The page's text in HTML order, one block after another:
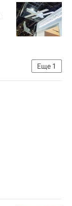
Федеральная служба по военно-техническому сотрудничеству (ФСВТС России)
Еще 1